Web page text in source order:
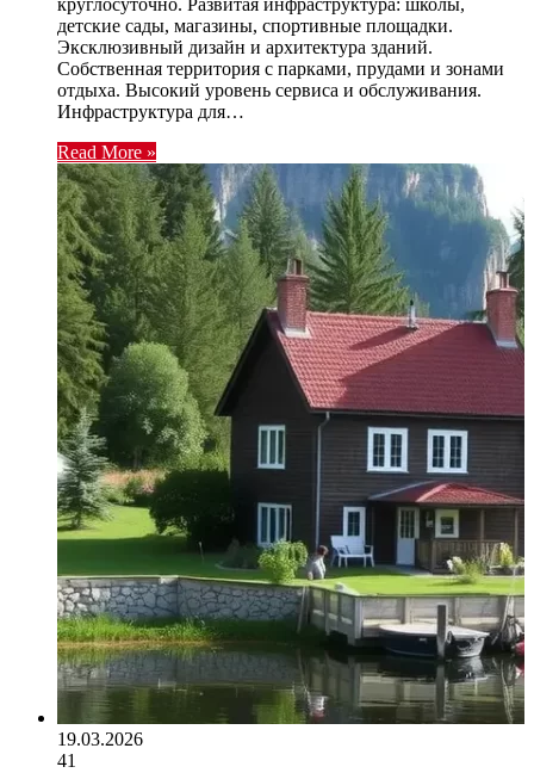
круглосуточно. Развитая инфраструктура: школы,
детские сады, магазины, спортивные площадки.
Эксклюзивный дизайн и архитектура зданий.
Собственная территория с парками, прудами и зонами
отдыха. Высокий уровень сервиса и обслуживания.
Инфраструктура для…
Read More »
19.03.2026
41